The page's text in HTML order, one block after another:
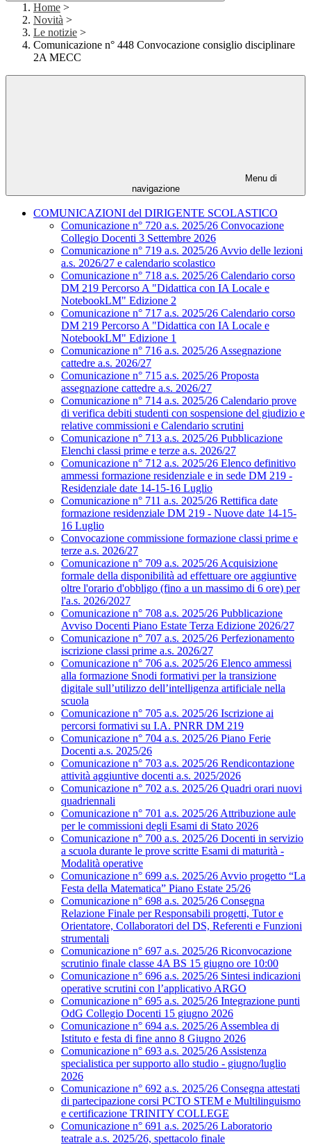
Home >
Novità >
Le notizie >
Comunicazione n° 448 Convocazione consiglio disciplinare
2A MECC
Menu di
navigazione
COMUNICAZIONI del DIRIGENTE SCOLASTICO
Comunicazione n° 720 a.s. 2025/26 Convocazione
Collegio Docenti 3 Settembre 2026
Comunicazione n° 719 a.s. 2025/26 Avvio delle lezioni
a.s. 2026/27 e calendario scolastico
Comunicazione n° 718 a.s. 2025/26 Calendario corso
DM 219 Percorso A "Didattica con IA Locale e
NotebookLM" Edizione 2
Comunicazione n° 717 a.s. 2025/26 Calendario corso
DM 219 Percorso A "Didattica con IA Locale e
NotebookLM" Edizione 1
Comunicazione n° 716 a.s. 2025/26 Assegnazione
cattedre a.s. 2026/27
Comunicazione n° 715 a.s. 2025/26 Proposta
assegnazione cattedre a.s. 2026/27
Comunicazione n° 714 a.s. 2025/26 Calendario prove
di verifica debiti studenti con sospensione del giudizio e
relative commissioni e Calendario scrutini
Comunicazione n° 713 a.s. 2025/26 Pubblicazione
Elenchi classi prime e terze a.s. 2026/27
Comunicazione n° 712 a.s. 2025/26 Elenco definitivo
ammessi formazione residenziale e in sede DM 219 -
Residenziale date 14-15-16 Luglio
Comunicazione n° 711 a.s. 2025/26 Rettifica date
formazione residenziale DM 219 - Nuove date 14-15-
16 Luglio
Convocazione commissione formazione classi prime e
terze a.s. 2026/27
Comunicazione n° 709 a.s. 2025/26 Acquisizione
formale della disponibilità ad effettuare ore aggiuntive
oltre l'orario d'obbligo (fino a un massimo di 6 ore) per
l'a.s. 2026/2027
Comunicazione n° 708 a.s. 2025/26 Pubblicazione
Avviso Docenti Piano Estate Terza Edizione 2026/27
Comunicazione n° 707 a.s. 2025/26 Perfezionamento
iscrizione classi prime a.s. 2026/27
Comunicazione n° 706 a.s. 2025/26 Elenco ammessi
alla formazione Snodi formativi per la transizione
digitale sull’utilizzo dell’intelligenza artificiale nella
scuola
Comunicazione n° 705 a.s. 2025/26 Iscrizione ai
percorsi formativi su I.A. PNRR DM 219
Comunicazione n° 704 a.s. 2025/26 Piano Ferie
Docenti a.s. 2025/26
Comunicazione n° 703 a.s. 2025/26 Rendicontazione
attività aggiuntive docenti a.s. 2025/2026
Comunicazione n° 702 a.s. 2025/26 Quadri orari nuovi
quadriennali
Comunicazione n° 701 a.s. 2025/26 Attribuzione aule
per le commissioni degli Esami di Stato 2026
Comunicazione n° 700 a.s. 2025/26 Docenti in servizio
a scuola durante le prove scritte Esami di maturità -
Modalità operative
Comunicazione n° 699 a.s. 2025/26 Avvio progetto “La
Festa della Matematica” Piano Estate 25/26
Comunicazione n° 698 a.s. 2025/26 Consegna
Relazione Finale per Responsabili progetti, Tutor e
Orientatore, Collaboratori del DS, Referenti e Funzioni
strumentali
Comunicazione n° 697 a.s. 2025/26 Riconvocazione
scrutinio finale classe 4A BS 15 giugno ore 10:00
Comunicazione n° 696 a.s. 2025/26 Sintesi indicazioni
operative scrutini con l’applicativo ARGO
Comunicazione n° 695 a.s. 2025/26 Integrazione punti
OdG Collegio Docenti 15 giugno 2026
Comunicazione n° 694 a.s. 2025/26 Assemblea di
Istituto e festa di fine anno 8 Giugno 2026
Comunicazione n° 693 a.s. 2025/26 Assistenza
specialistica per supporto allo studio - giugno/luglio
2026
Comunicazione n° 692 a.s. 2025/26 Consegna attestati
di partecipazione corsi PCTO STEM e Multilinguismo
e certificazione TRINITY COLLEGE
Comunicazione n° 691 a.s. 2025/26 Laboratorio
teatrale a.s. 2025/26, spettacolo finale